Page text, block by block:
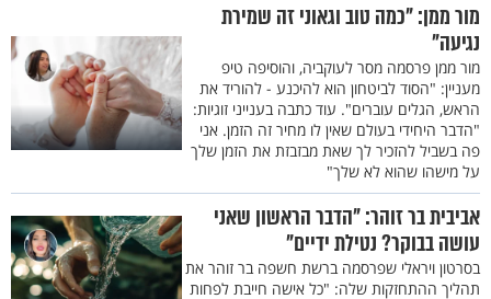
מור ממן: "כמה טוב וגאוני זה שמירת
נגיעה"
מור ממן פרסמה מסר לעוקביה, והוסיפה טיפ
מעניין: "הסוד לביטחון הוא להיכנע - להוריד את
הראש, הגלים עוברים". עוד כתבה בענייני זוגיות:
"הדבר היחידי בעולם שאין לו מחיר זה הזמן. אני
פה בשביל להזכיר לך שאת מבזבזת את הזמן שלך
על מישהו שהוא לא שלך"
אביבית בר זוהר: "הדבר הראשון שאני
עושה בבוקר? נטילת ידיים"
בסרטון ויראלי שפרסמה ברשת חשפה בר זוהר את
תהליך ההתחזקות שלה: "כל אישה חייבת לפחות